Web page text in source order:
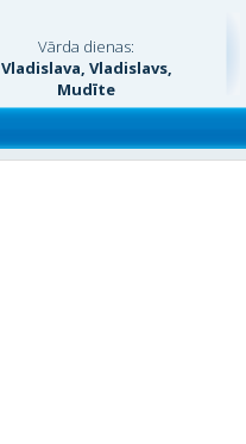
Vārda dienas:
Vladislava, Vladislavs,
Mudīte